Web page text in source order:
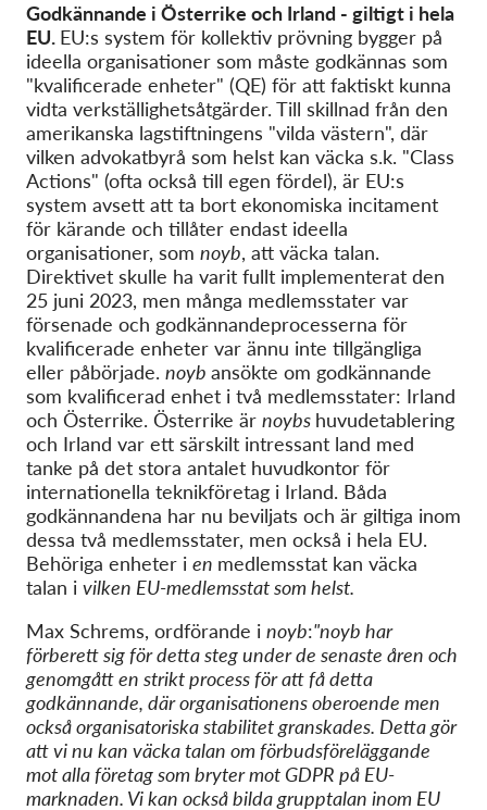
Godkännande i Österrike och Irland - giltigt i hela
EU. EU:s system för kollektiv prövning bygger på
ideella organisationer som måste godkännas som
"kvalificerade enheter" (QE) för att faktiskt kunna
vidta verkställighetsåtgärder. Till skillnad från den
amerikanska lagstiftningens "vilda västern", där
vilken advokatbyrå som helst kan väcka s.k. "Class
Actions" (ofta också till egen fördel), är EU:s
system avsett att ta bort ekonomiska incitament
för kärande och tillåter endast ideella
organisationer, som noyb, att väcka talan.
Direktivet skulle ha varit fullt implementerat den
25 juni 2023, men många medlemsstater var
försenade och godkännandeprocesserna för
kvalificerade enheter var ännu inte tillgängliga
eller påbörjade. noyb ansökte om godkännande
som kvalificerad enhet i två medlemsstater: Irland
och Österrike. Österrike är noybs huvudetablering
och Irland var ett särskilt intressant land med
tanke på det stora antalet huvudkontor för
internationella teknikföretag i Irland. Båda
godkännandena har nu beviljats och är giltiga inom
dessa två medlemsstater, men också i hela EU.
Behöriga enheter i en medlemsstat kan väcka
talan i vilken EU-medlemsstat som helst.
Max Schrems, ordförande i noyb:"noyb har
förberett sig för detta steg under de senaste åren och
genomgått en strikt process för att få detta
godkännande, där organisationens oberoende men
också organisatoriska stabilitet granskades. Detta gör
att vi nu kan väcka talan om förbudsföreläggande
mot alla företag som bryter mot GDPR på EU-
marknaden. Vi kan också bilda grupptalan inom EU